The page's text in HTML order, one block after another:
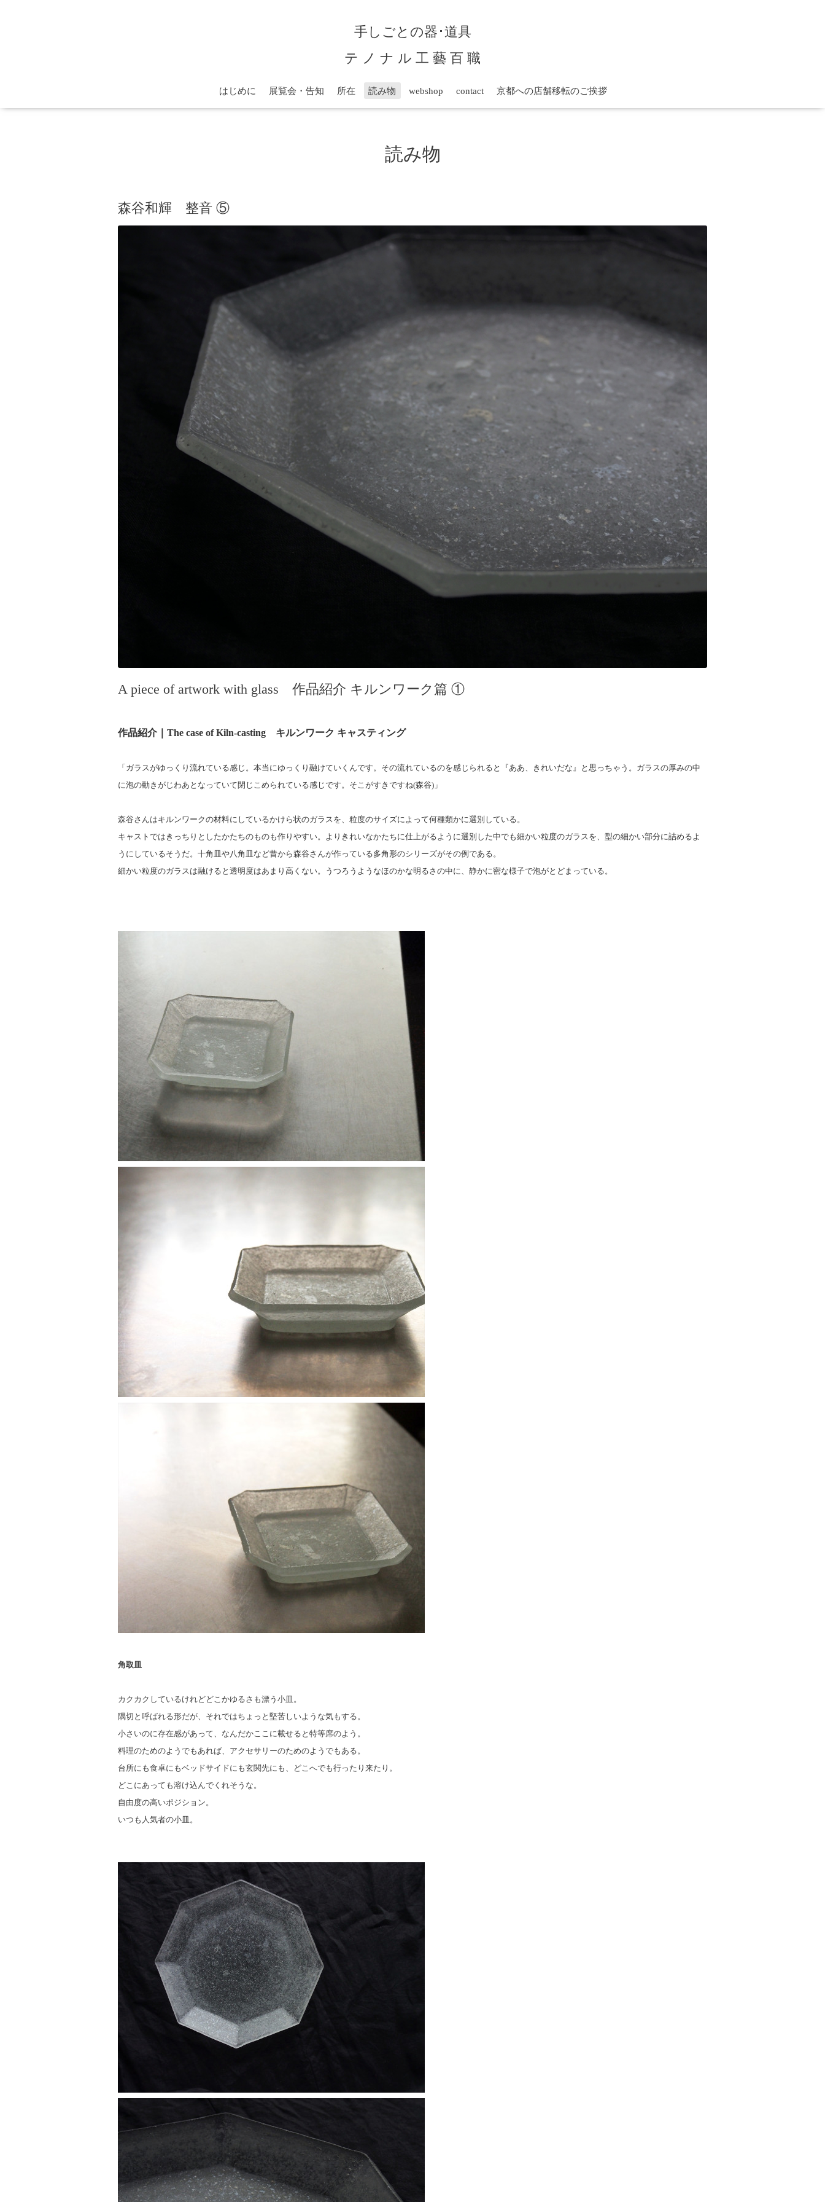
手しごとの器･道具
テ ノ ナ ル 工 藝 百 職
はじめに 展覧会・告知 所在 読み物 webshop contact 京都への店舗移転のご挨拶
読み物
森谷和輝 整音 ⑤
A piece of artwork with glass 作品紹介 キルンワーク篇 ①
作品紹介｜ The case of Kiln-casting キルンワーク キャスティング
「ガラスがゆっくり流れている感じ。本当にゆっくり融けていくんです。その流れているのを感じられると『ああ、きれいだな』と思っちゃう。ガラスの厚みの中
に泡の動きがじわあとなっていて閉じこめられている感じです。そこがすきですね(森谷)」
森谷さんはキルンワークの材料にしているかけら状のガラスを、粒度のサイズによって何種類かに選別している。
キャストではきっちりとしたかたちのものも作りやすい。よりきれいなかたちに仕上がるように選別した中でも細かい粒度のガラスを、型の細かい部分に詰めるよ
うにしているそうだ。十角皿や八角皿など昔から森谷さんが作っている多角形のシリーズがその例である。
細かい粒度のガラスは融けると透明度はあまり高くない。うつろうようなほのかな明るさの中に、静かに密な様子で泡がとどまっている。
角取皿
カクカクしているけれどどこかゆるさも漂う小皿。
隅切と呼ばれる形だが、それではちょっと堅苦しいような気もする。
小さいのに存在感があって、なんだかここに載せると特等席のよう。
料理のためのようでもあれば、アクセサリーのためのようでもある。
台所にも食卓にもベッドサイドにも玄関先にも、どこへでも行ったり来たり。
どこにあっても溶け込んでくれそうな。
自由度の高いポジション。
いつも人気者の小皿。